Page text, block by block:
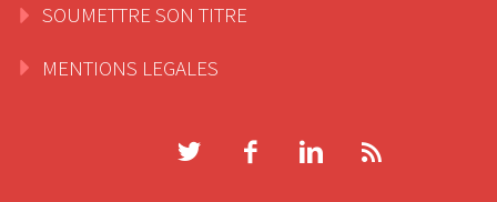
SOUMETTRE SON TITRE
MENTIONS LEGALES